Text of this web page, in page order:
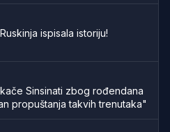
ispisala istoriju!
Sinsinati zbog rođendana
propuštanja takvih trenutaka"